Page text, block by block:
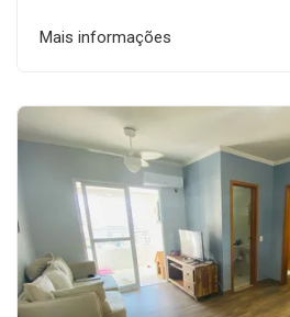
Mais informações